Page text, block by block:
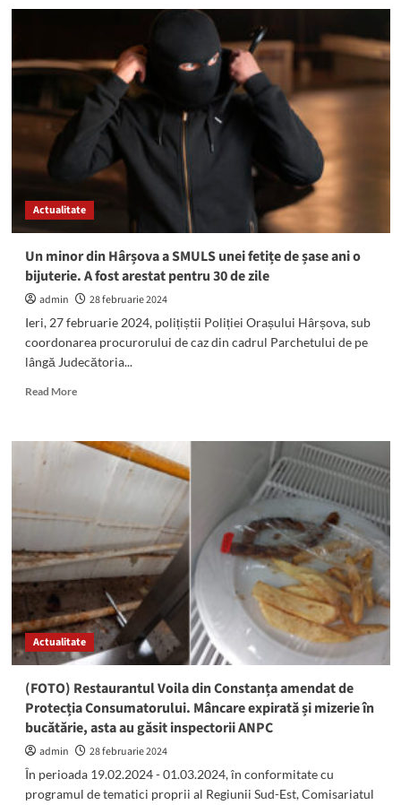
Aparatură
Pavilionul
Sanatoriului
Balnear
Recuperare
Actualitate
Un minor din Hârșova a SMULS unei fetițe de șase ani o
bijuterie. A fost arestat pentru 30 de zile
admin
28 februarie 2024
Ieri, 27 februarie 2024, polițiștii Poliției Orașului Hârșova, sub
coordonarea procurorului de caz din cadrul Parchetului de pe
lângă Judecătoria...
Read MoreRead
Un
minor
SMULS
unei
fetițe
de
ani
o
bijuterie.
A
arestat
pentru
30
de
Actualitate
(FOTO) Restaurantul Voila din Constanța amendat de
Protecția Consumatorului. Mâncare expirată și mizerie în
bucătărie, asta au găsit inspectorii ANPC
admin
28 februarie 2024
În perioada 19.02.2024 - 01.03.2024, în conformitate cu
programul de tematici proprii al Regiunii Sud-Est, Comisariatul